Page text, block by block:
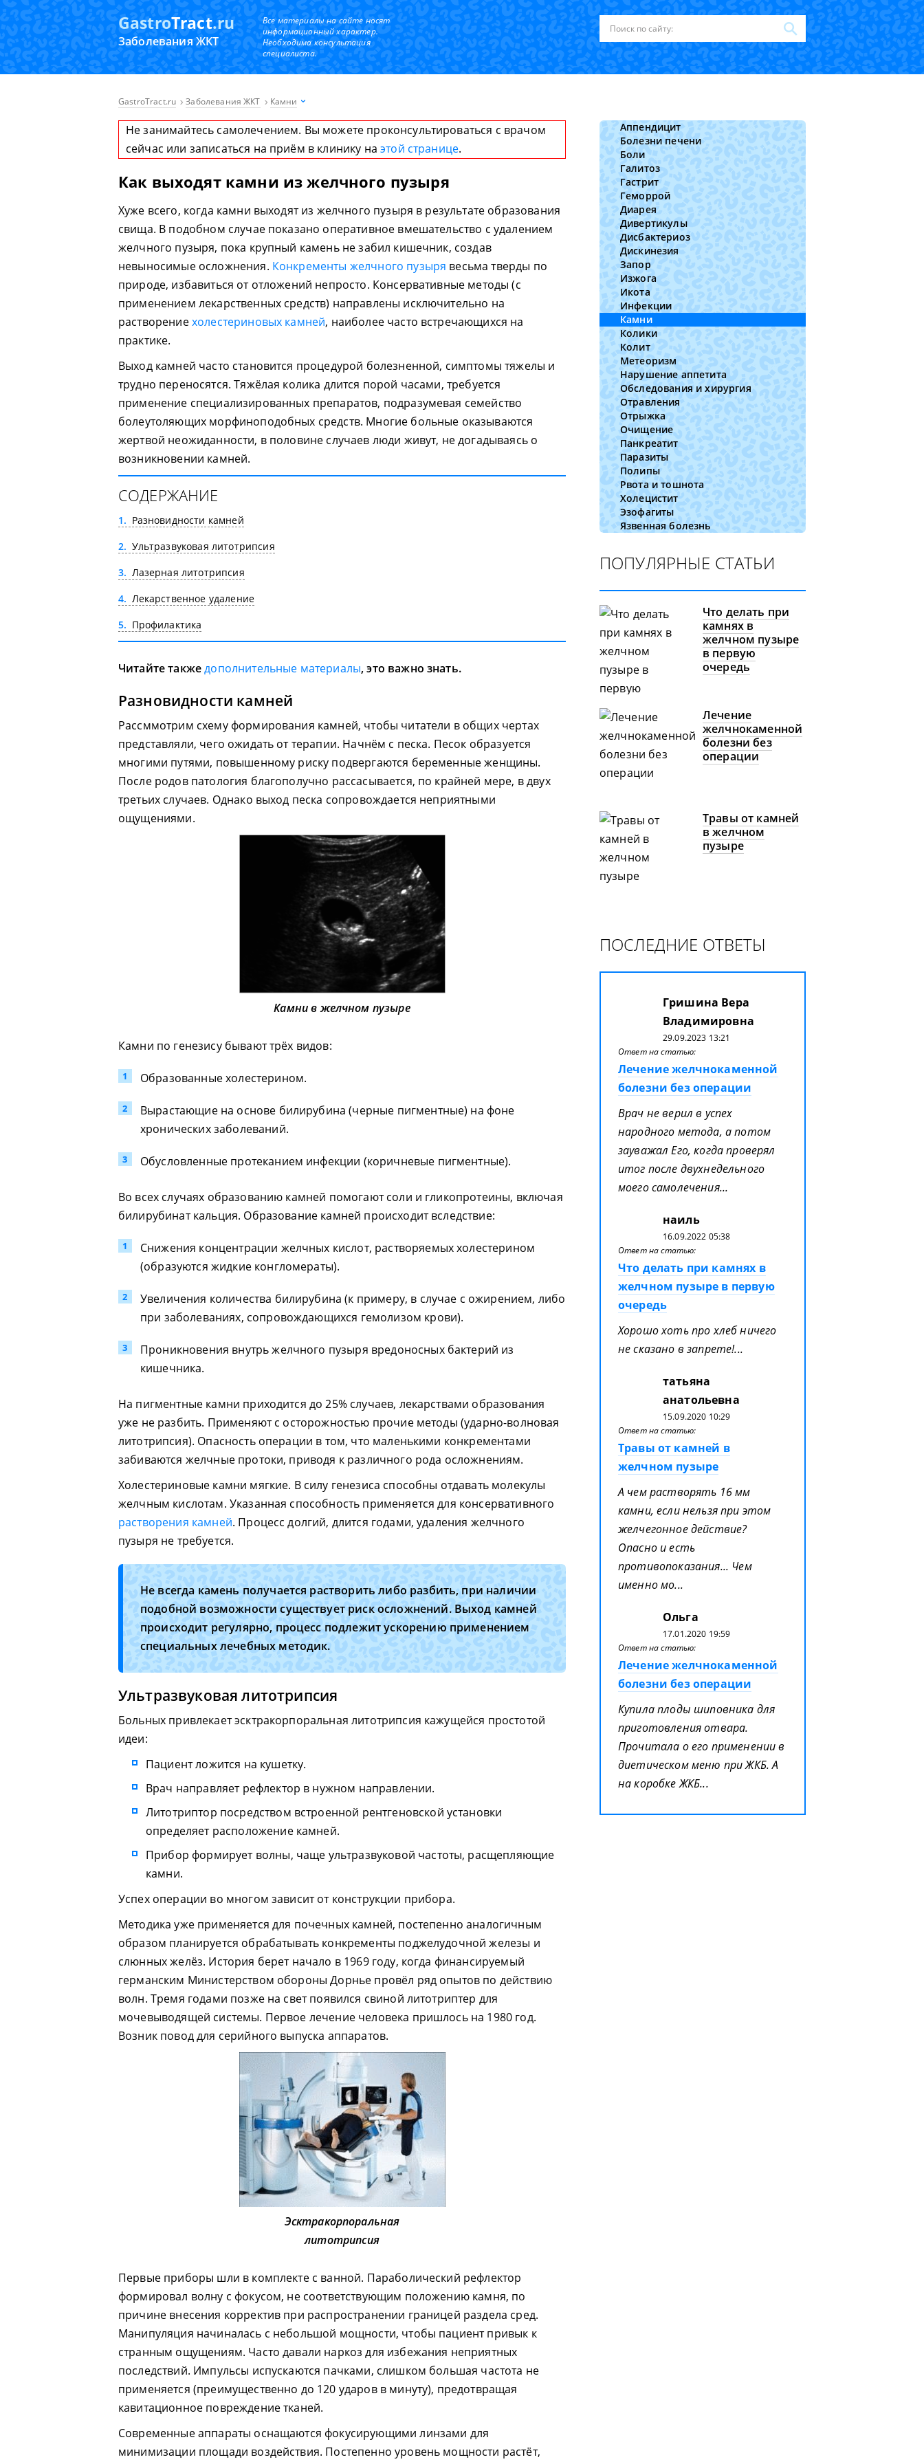
GastroTract.ru
Заболевания ЖКТ
Все материалы на сайте носят
информационный характер.
Необходима консультация
специалиста.
GastroTract.ru Заболевания ЖКТ Камни
Не занимайтесь самолечением. Вы можете проконсультироваться с врачом
сейчас или записаться на приём в клинику наэтой странице.
Как выходят камни из желчного пузыря
Хуже всего, когда камни выходят из желчного пузыря в результате образования
свища. В подобном случае показано оперативное вмешательство с удалением
желчного пузыря, пока крупный камень не забил кишечник, создав
невыносимые осложнения. Конкременты желчного пузыря весьма тверды по
природе, избавиться от отложений непросто. Консервативные методы (с
применением лекарственных средств) направлены исключительно на
растворениехолестериновых камней, наиболее часто встречающихся на
практике.
Выход камней часто становится процедурой болезненной, симптомы тяжелы и
трудно переносятся. Тяжёлая колика длится порой часами, требуется
применение специализированных препаратов, подразумевая семейство
болеутоляющих морфиноподобных средств. Многие больные оказываются
жертвой неожиданности, в половине случаев люди живут, не догадываясь о
возникновении камней.
СОДЕРЖАНИЕ
1
Разновидности камней
2
Ультразвуковая литотрипсия
3
Лазерная литотрипсия
4
Лекарственное удаление
5
Профилактика
Читайте такжедополнительные материалы, это важно знать.
Разновидности камней
Рассммотрим схему формирования камней, чтобы читатели в общих чертах
представляли, чего ожидать от терапии. Начнём с песка. Песок образуется
многими путями, повышенному риску подвергаются беременные женщины.
После родов патология благополучно рассасывается, по крайней мере, в двух
третьих случаев. Однако выход песка сопровождается неприятными
ощущениями.
Камни в желчном пузыре
Камни по генезису бывают трёх видов:
Образованные холестерином.
Вырастающие на основе билирубина (черные пигментные) на фоне
хронических заболеваний.
Обусловленные протеканием инфекции (коричневые пигментные).
Во всех случаях образованию камней помогают соли и гликопротеины, включая
билирубинат кальция. Образование камней происходит вследствие:
Снижения концентрации желчных кислот, растворяемых холестерином
(образуются жидкие конгломераты).
Увеличения количества билирубина (к примеру, в случае с ожирением, либо
при заболеваниях, сопровождающихся гемолизом крови).
Проникновения внутрь желчного пузыря вредоносных бактерий из
кишечника.
На пигментные камни приходится до 25% случаев, лекарствами образования
уже не разбить. Применяют с осторожностью прочие методы (ударно-волновая
литотрипсия). Опасность операции в том, что маленькими конкрементами
забиваются желчные протоки, приводя к различного рода осложнениям.
Холестериновые камни мягкие. В силу генезиса способны отдавать молекулы
желчным кислотам. Указанная способность применяется для консервативного
растворения камней. Процесс долгий, длится годами, удаления желчного
пузыря не требуется.
Не всегда камень получается растворить либо разбить, при наличии
подобной возможности существует риск осложнений. Выход камней
происходит регулярно, процесс подлежит ускорению применением
специальных лечебных методик.
Ультразвуковая литотрипсия
Больных привлекает эсктракорпоральная литотрипсия кажущейся простотой
идеи:
Пациент ложится на кушетку.
Врач направляет рефлектор в нужном направлении.
Литотриптор посредством встроенной рентгеновской установки
определяет расположение камней.
Прибор формирует волны, чаще ультразвуковой частоты, расщепляющие
камни.
Успех операции во многом зависит от конструкции прибора.
Методика уже применяется для почечных камней, постепенно аналогичным
образом планируется обрабатывать конкременты поджелудочной железы и
слюнных желёз. История берет начало в 1969 году, когда финансируемый
германским Министерством обороны Дорнье провёл ряд опытов по действию
волн. Тремя годами позже на свет появился свиной литотриптер для
мочевыводящей системы. Первое лечение человека пришлось на 1980 год.
Возник повод для серийного выпуска аппаратов.
Эсктракорпоральная
литотрипсия
Первые приборы шли в комплекте с ванной. Параболический рефлектор
формировал волну с фокусом, не соответствующим положению камня, по
причине внесения корректив при распространении границей раздела сред.
Манипуляция начиналась с небольшой мощности, чтобы пациент привык к
странным ощущениям. Часто давали наркоз для избежания неприятных
последствий. Импульсы испускаются пачками, слишком большая частота не
применяется (преимущественно до 120 ударов в минуту), предотвращая
кавитационное повреждение тканей.
Современные аппараты оснащаются фокусирующими линзами для
минимизации площади воздействия. Постепенно уровень мощности растёт,
Аппендицит
Болезни печени
Боли
Галитоз
Гастрит
Геморрой
Диарея
Дивертикулы
Дисбактериоз
Дискинезия
Запор
Изжога
Икота
Инфекции
Камни
Колики
Колит
Метеоризм
Нарушение аппетита
Обследования и хирургия
Отравления
Отрыжка
Очищение
Панкреатит
Паразиты
Полипы
Рвота и тошнота
Холецистит
Эзофагиты
Язвенная болезнь
ПОПУЛЯРНЫЕ СТАТЬИ
Что делать при
камнях в
желчном пузыре
в первую
очередь
Лечение
желчнокаменной
болезни без
операции
Травы от камней
в желчном
пузыре
ПОСЛЕДНИЕ ОТВЕТЫ
Гришина Вера
Владимировна
29.09.2023 13:21
Ответ на статью:
Лечение желчнокаменной
болезни без операции
Врач не верил в успех
народного метода, а потом
зауважал Его, когда проверял
итог после двухнедельного
моего самолечения...
наиль
16.09.2022 05:38
Ответ на статью:
Что делать при камнях в
желчном пузыре в первую
очередь
Хорошо хоть про хлеб ничего
не сказано в запрете!...
татьяна
анатольевна
15.09.2020 10:29
Ответ на статью:
Травы от камней в
желчном пузыре
А чем растворять 16 мм
камни, если нельзя при этом
желчегонное действие?
Опасно и есть
противопоказания... Чем
именно мо...
Ольга
17.01.2020 19:59
Ответ на статью:
Лечение желчнокаменной
болезни без операции
Купила плоды шиповника для
приготовления отвара.
Прочитала о его применении в
диетическом меню при ЖКБ. А
на коробке ЖКБ...